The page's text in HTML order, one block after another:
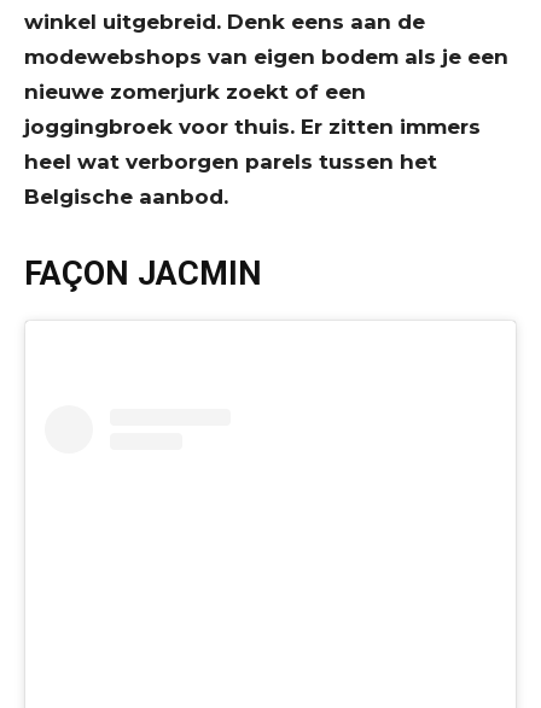
winkel uitgebreid. Denk eens aan de
modewebshops van eigen bodem als je een
nieuwe zomerjurk zoekt of een
joggingbroek voor thuis. Er zitten immers
heel wat verborgen parels tussen het
Belgische aanbod.
FAÇON JACMIN